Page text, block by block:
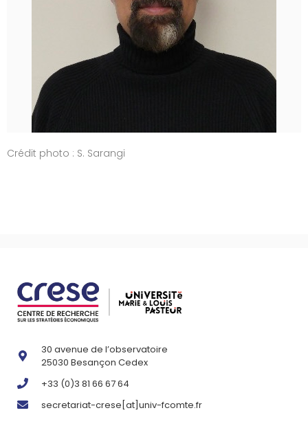
Crédit photo : S. Sarangi
30 avenue de l’observatoire
25030 Besançon Cedex
+33 (0)3 81 66 67 64
secretariat-crese[at]univ-fcomte.fr